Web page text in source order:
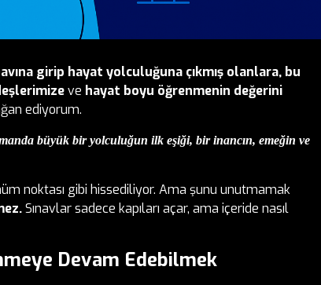
girip hayat yolculuğuna çıkmış olanlara, bu
ve hayat boyu öğrenmenin değerini
ediyorum.
büyük bir yolculuğun ilk eşiği, bir inancın, emeğin ve
noktası gibi hissediliyor. Ama şunu unutmamak
Sınavlar sadece kapıları açar, ama içeride nasıl
Devam Edebilmek